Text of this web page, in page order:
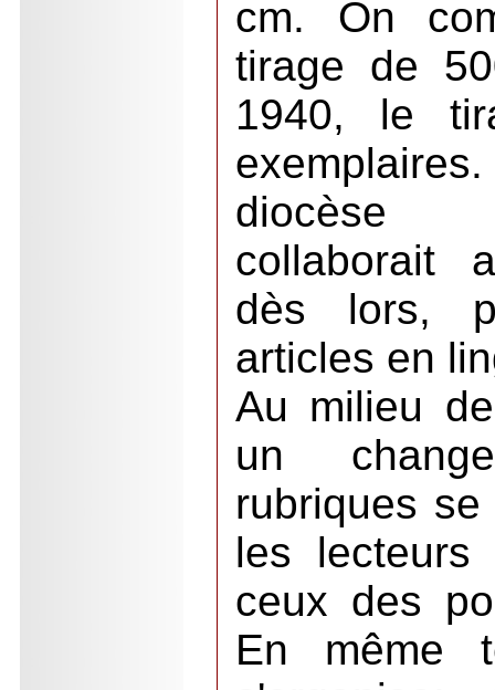
cm. On
tirage de
1940, le
diocèse
collaborait
dès lors,
articles en
Au milieu
un
rubriques
les lecteurs
ceux des
En même